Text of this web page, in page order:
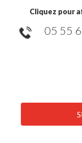
Cliquez pour
05 55